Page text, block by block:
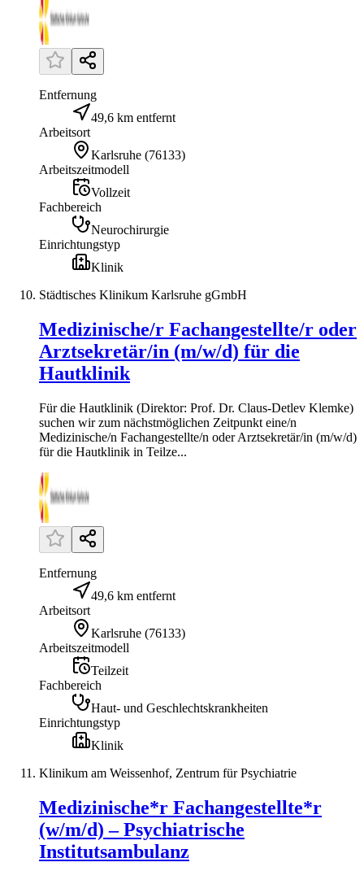
Entfernung
49,6 km entfernt
Arbeitsort
Karlsruhe (76133)
Arbeitszeitmodell
Vollzeit
Fachbereich
Neurochirurgie
Einrichtungstyp
Klinik
Städtisches Klinikum Karlsruhe gGmbH
Medizinische/r Fachangestellte/r oder
Arztsekretär/in (m/w/d) für die
Hautklinik
Für die Hautklinik (Direktor: Prof. Dr. Claus-Detlev Klemke)
suchen wir zum nächstmöglichen Zeitpunkt eine/n
Medizinische/n Fachangestellte/n oder Arztsekretär/in (m/w/d)
für die Hautklinik in Teilze...
Entfernung
49,6 km entfernt
Arbeitsort
Karlsruhe (76133)
Arbeitszeitmodell
Teilzeit
Fachbereich
Haut- und Geschlechtskrankheiten
Einrichtungstyp
Klinik
Klinikum am Weissenhof, Zentrum für Psychiatrie
Medizinische*r Fachangestellte*r
(w/m/d) – Psychiatrische
Institutsambulanz